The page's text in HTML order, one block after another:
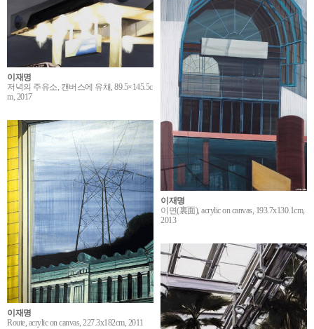
이재명
이면(裏面), acrylic on canvas, 193.7x130.1cm,
2013
이재명
저녁의 주유소, 캔버스에 유채, 89.5×145.5c
m, 2017
이재명
Route, acrylic on canvas, 227.3x182cm, 2011